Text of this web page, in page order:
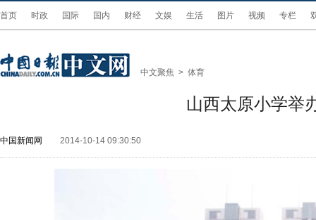
首页 时政 国际 国内 财经 文娱 生活 图片 视频 专栏
中文聚焦 > 体育
山西太原小学举
中国新闻网 2014-10-14 09:30:50